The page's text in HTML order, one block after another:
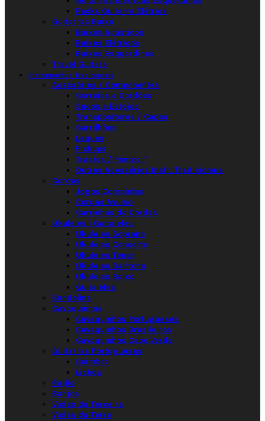
Packs Guitarra Elétrica
Guitarras Baixo
Baixos Acústicos
Baixos Elétricos
Baixos Esquerdinos
Travel Guitars
Instrumentos Tradicionais
Acessórios / Componentes
Correias e Cordões
Sacos e Estojos
Transpositores / Capos
Carrilhões
Leques
Pickups
Trastes / Pontos T
Outros Acessórios Instr. Tradicionais
Cordas
Jogos Completos
Cordas Avulso
Carrinhos de Cordas
Ukuleles | Guitaleles
Ukuleles Soprano
Ukuleles Concerto
Ukuleles Tenor
Ukuleles Barítono
Ukuleles Baixo
Guitaleles
Bandolins
Cavaquinhos
Cavaquinhos Portugueses
Cavaquinhos Brasileiros
Cavaquinhos Cabo Verde
Guitarras Portuguesas
Coimbra
Lisboa
Rajão
Banjos
Violas da Terceira
Violas da Terra